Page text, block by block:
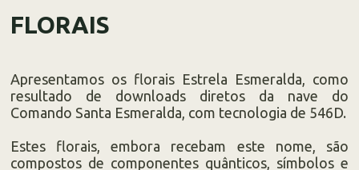
FLORAIS
Apresentamos os florais Estrela Esmeralda, como
resultado de downloads diretos da nave do
Comando Santa Esmeralda, com tecnologia de 546D.
Estes florais, embora recebam este nome, são
compostos de componentes quânticos, símbolos e